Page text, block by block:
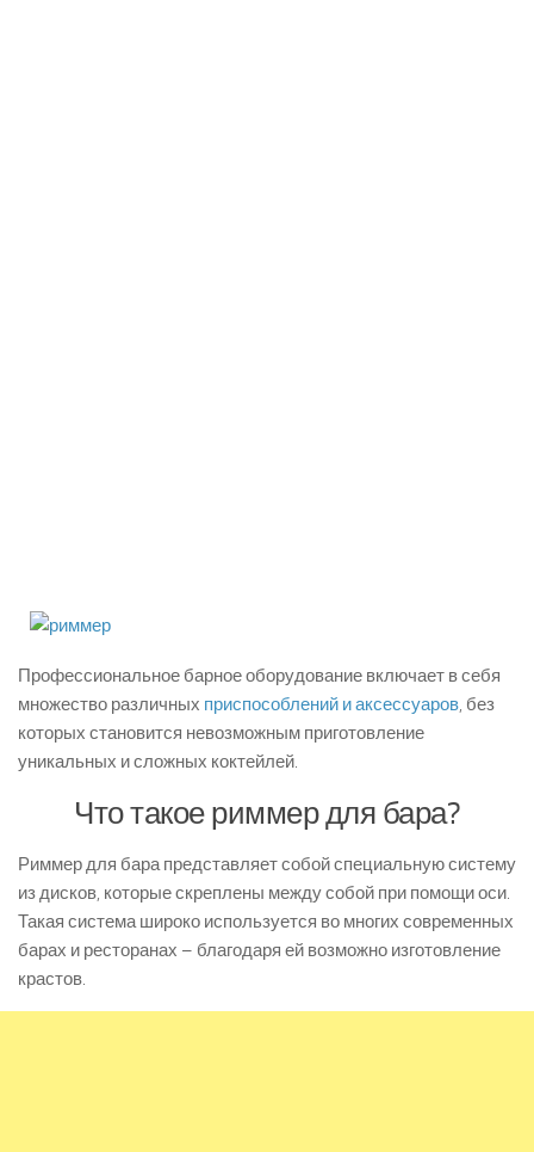
Профессиональное барное оборудование включает в себя
множество различных приспособлений и аксессуаров, без
которых становится невозможным приготовление
уникальных и сложных коктейлей.
Что такое риммер для бара?
Риммер для бара представляет собой специальную систему
из дисков, которые скреплены между собой при помощи оси.
Такая система широко используется во многих современных
барах и ресторанах – благодаря ей возможно изготовление
крастов.